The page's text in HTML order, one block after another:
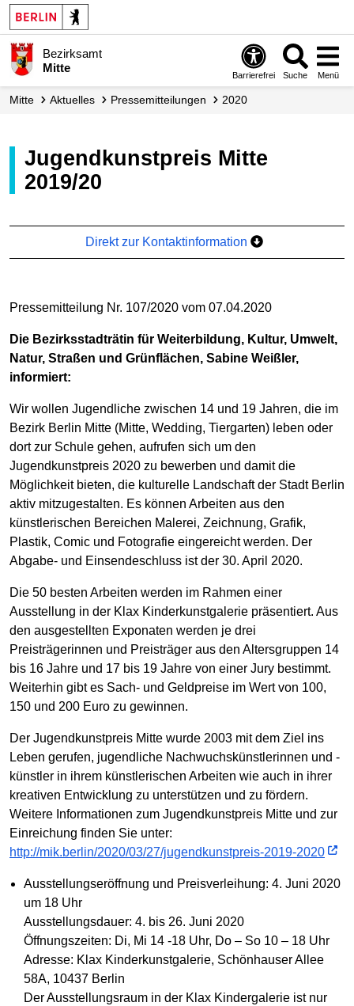
Bezirksamt
Mitte
Barrierefrei Suche Menü
Mitte Aktuelles Presse­mitteilungen 2020
Jugendkunstpreis Mitte
2019/20
Direkt zur Kontaktinformation
Pressemitteilung Nr. 107/2020 vom 07.04.2020
Die Bezirksstadträtin für Weiterbildung, Kultur, Umwelt,
Natur, Straßen und Grünflächen, Sabine Weißler,
informiert:
Wir wollen Jugendliche zwischen 14 und 19 Jahren, die im
Bezirk Berlin Mitte (Mitte, Wedding, Tiergarten) leben oder
dort zur Schule gehen, aufrufen sich um den
Jugendkunstpreis 2020 zu bewerben und damit die
Möglichkeit bieten, die kulturelle Landschaft der Stadt Berlin
aktiv mitzugestalten. Es können Arbeiten aus den
künstlerischen Bereichen Malerei, Zeichnung, Grafik,
Plastik, Comic und Fotografie eingereicht werden. Der
Abgabe- und Einsendeschluss ist der 30. April 2020.
Die 50 besten Arbeiten werden im Rahmen einer
Ausstellung in der Klax Kinderkunstgalerie präsentiert. Aus
den ausgestellten Exponaten werden je drei
Preisträgerinnen und Preisträger aus den Altersgruppen 14
bis 16 Jahre und 17 bis 19 Jahre von einer Jury bestimmt.
Weiterhin gibt es Sach- und Geldpreise im Wert von 100,
150 und 200 Euro zu gewinnen.
Der Jugendkunstpreis Mitte wurde 2003 mit dem Ziel ins
Leben gerufen, jugendliche Nachwuchskünstlerinnen und -
künstler in ihrem künstlerischen Arbeiten wie auch in ihrer
kreativen Entwicklung zu unterstützen und zu fördern.
Weitere Informationen zum Jugendkunstpreis Mitte und zur
Einreichung finden Sie unter:
http://mik.berlin/2020/03/27/jugendkunstpreis-2019-2020
Ausstellungseröffnung und Preisverleihung: 4. Juni 2020
um 18 Uhr
Ausstellungsdauer: 4. bis 26. Juni 2020
Öffnungszeiten: Di, Mi 14 -18 Uhr, Do – So 10 – 18 Uhr
Adresse: Klax Kinderkunstgalerie, Schönhauser Allee
58A, 10437 Berlin
Der Ausstellungsraum in der Klax Kindergalerie ist nur